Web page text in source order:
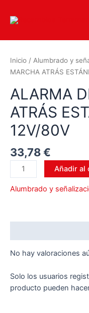
Inicio / Alumbrado y
MARCHA ATRÁS
ALARMA
ATRÁS
12V/80V
33,78€
Añadir al
Alumbrado y
No hay valoraciones
Solo los usuarios
producto pueden